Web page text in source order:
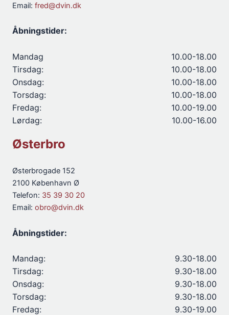
Email: fred@dvin.dk
Åbningstider:
Mandag
10.00-18.00
Tirsdag:
10.00-18.00
Onsdag:
10.00-18.00
Torsdag:
10.00-18.00
Fredag:
10.00-19.00
Lørdag:
10.00-16.00
Østerbro
Østerbrogade 152
2100 København Ø
Telefon: 35 39 30 20
Email: obro@dvin.dk
Åbningstider:
Mandag:
9.30-18.00
Tirsdag:
9.30-18.00
Onsdag:
9.30-18.00
Torsdag:
9.30-18.00
Fredag:
9.30-19.00